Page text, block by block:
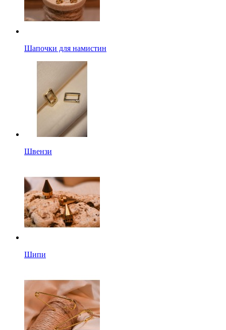
Шапочки для намистин
Швензи
Шипи